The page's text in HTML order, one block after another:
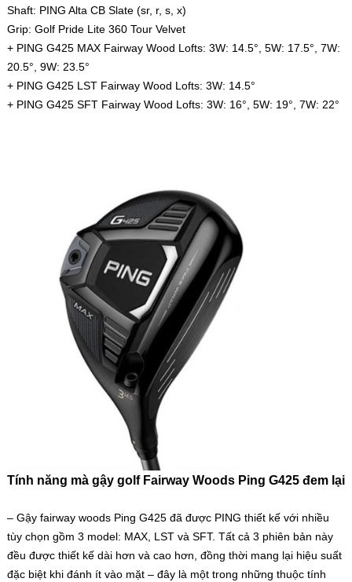
Shaft: PING Alta CB Slate (sr, r, s, x)
Grip: Golf Pride Lite 360 Tour Velvet
+ PING G425 MAX Fairway Wood Lofts: 3W: 14.5°, 5W: 17.5°, 7W:
20.5°, 9W: 23.5°
+ PING G425 LST Fairway Wood Lofts: 3W: 14.5°
+ PING G425 SFT Fairway Wood Lofts: 3W: 16°, 5W: 19°, 7W: 22°
Tính năng mà gậy golf Fairway Woods Ping G425 đem lại
– Gậy fairway woods Ping G425 đã được PING thiết kế với nhiều
tùy chọn gồm 3 model: MAX, LST và SFT. Tất cả 3 phiên bản này
đều được thiết kế dài hơn và cao hơn, đồng thời mang lại hiệu suất
đặc biệt khi đánh ít vào mặt – đây là một trong những thuộc tính